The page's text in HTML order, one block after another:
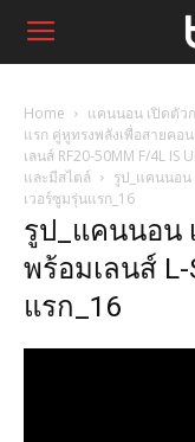
Home
แคนนอน เปิดตัวก
แรก คู่หูทรงพลังเพื่อสายคอ
เลนส์ RF20-50MM F/4L IS
และมีสไตล์
รูป_แคนนอน
เวอร์ซูมรุ่นแรก_16
รูป_แคนนอน
พร้อมเลนส์
แรก_16